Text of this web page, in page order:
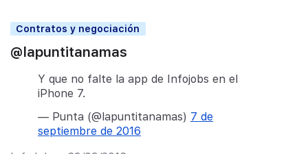
Contratos y negociación
@lapuntitanamas
Y que no falte la app de Infojobs en el
iPhone 7.
— Punta (@lapuntitanamas) 7 de
septiembre de 2016